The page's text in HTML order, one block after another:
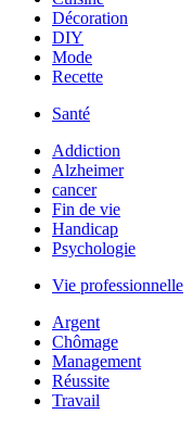
Décoration
DIY
Mode
Recette
Santé
Addiction
Alzheimer
cancer
Fin de vie
Handicap
Psychologie
Vie professionnelle
Argent
Chômage
Management
Réussite
Travail